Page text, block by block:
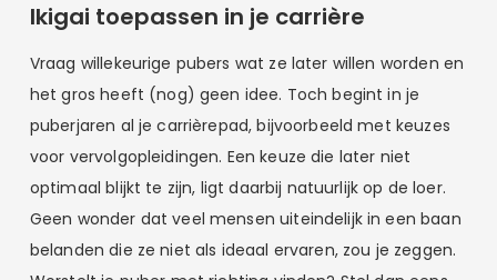
Ikigai toepassen in je carrière
Vraag willekeurige pubers wat ze later willen worden en
het gros heeft (nog) geen idee. Toch begint in je
puberjaren al je carrièrepad, bijvoorbeeld met keuzes
voor vervolgopleidingen. Een keuze die later niet
optimaal blijkt te zijn, ligt daarbij natuurlijk op de loer.
Geen wonder dat veel mensen uiteindelijk in een baan
belanden die ze niet als ideaal ervaren, zou je zeggen.